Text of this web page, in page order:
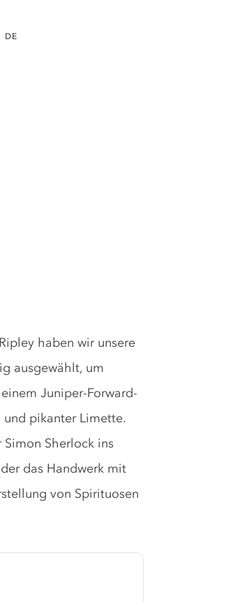
Konto
DE
haben wir unsere
ausgewählt, um
Juniper-Forward-
pikanter Limette.
Sherlock ins
das Handwerk mit
von Spirituosen